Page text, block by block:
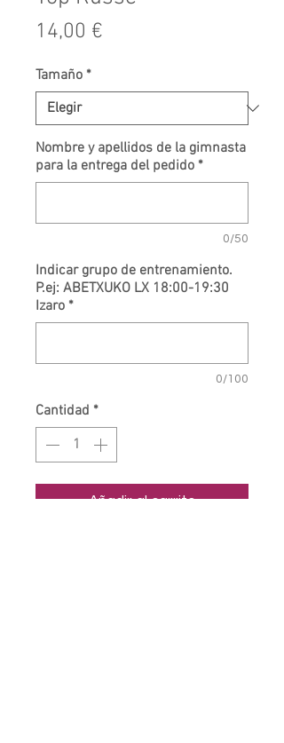
14,00 €
Tamaño *
Nombre y apellidos de la gimnasta
para la entrega del pedido *
0/50
Indicar grupo de entrenamiento.
P.ej: ABETXUKO LX 18:00-19:30
Izaro *
0/100
Cantidad *
Añadir al carrito